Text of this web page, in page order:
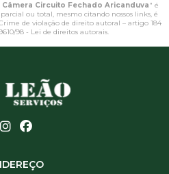
Câmera Circuito Fechado Aricanduva" é
ou total, mesmo citando nossos links, é
de violação de direito autoral – artigo 184
98 - Lei de direitos autorais.